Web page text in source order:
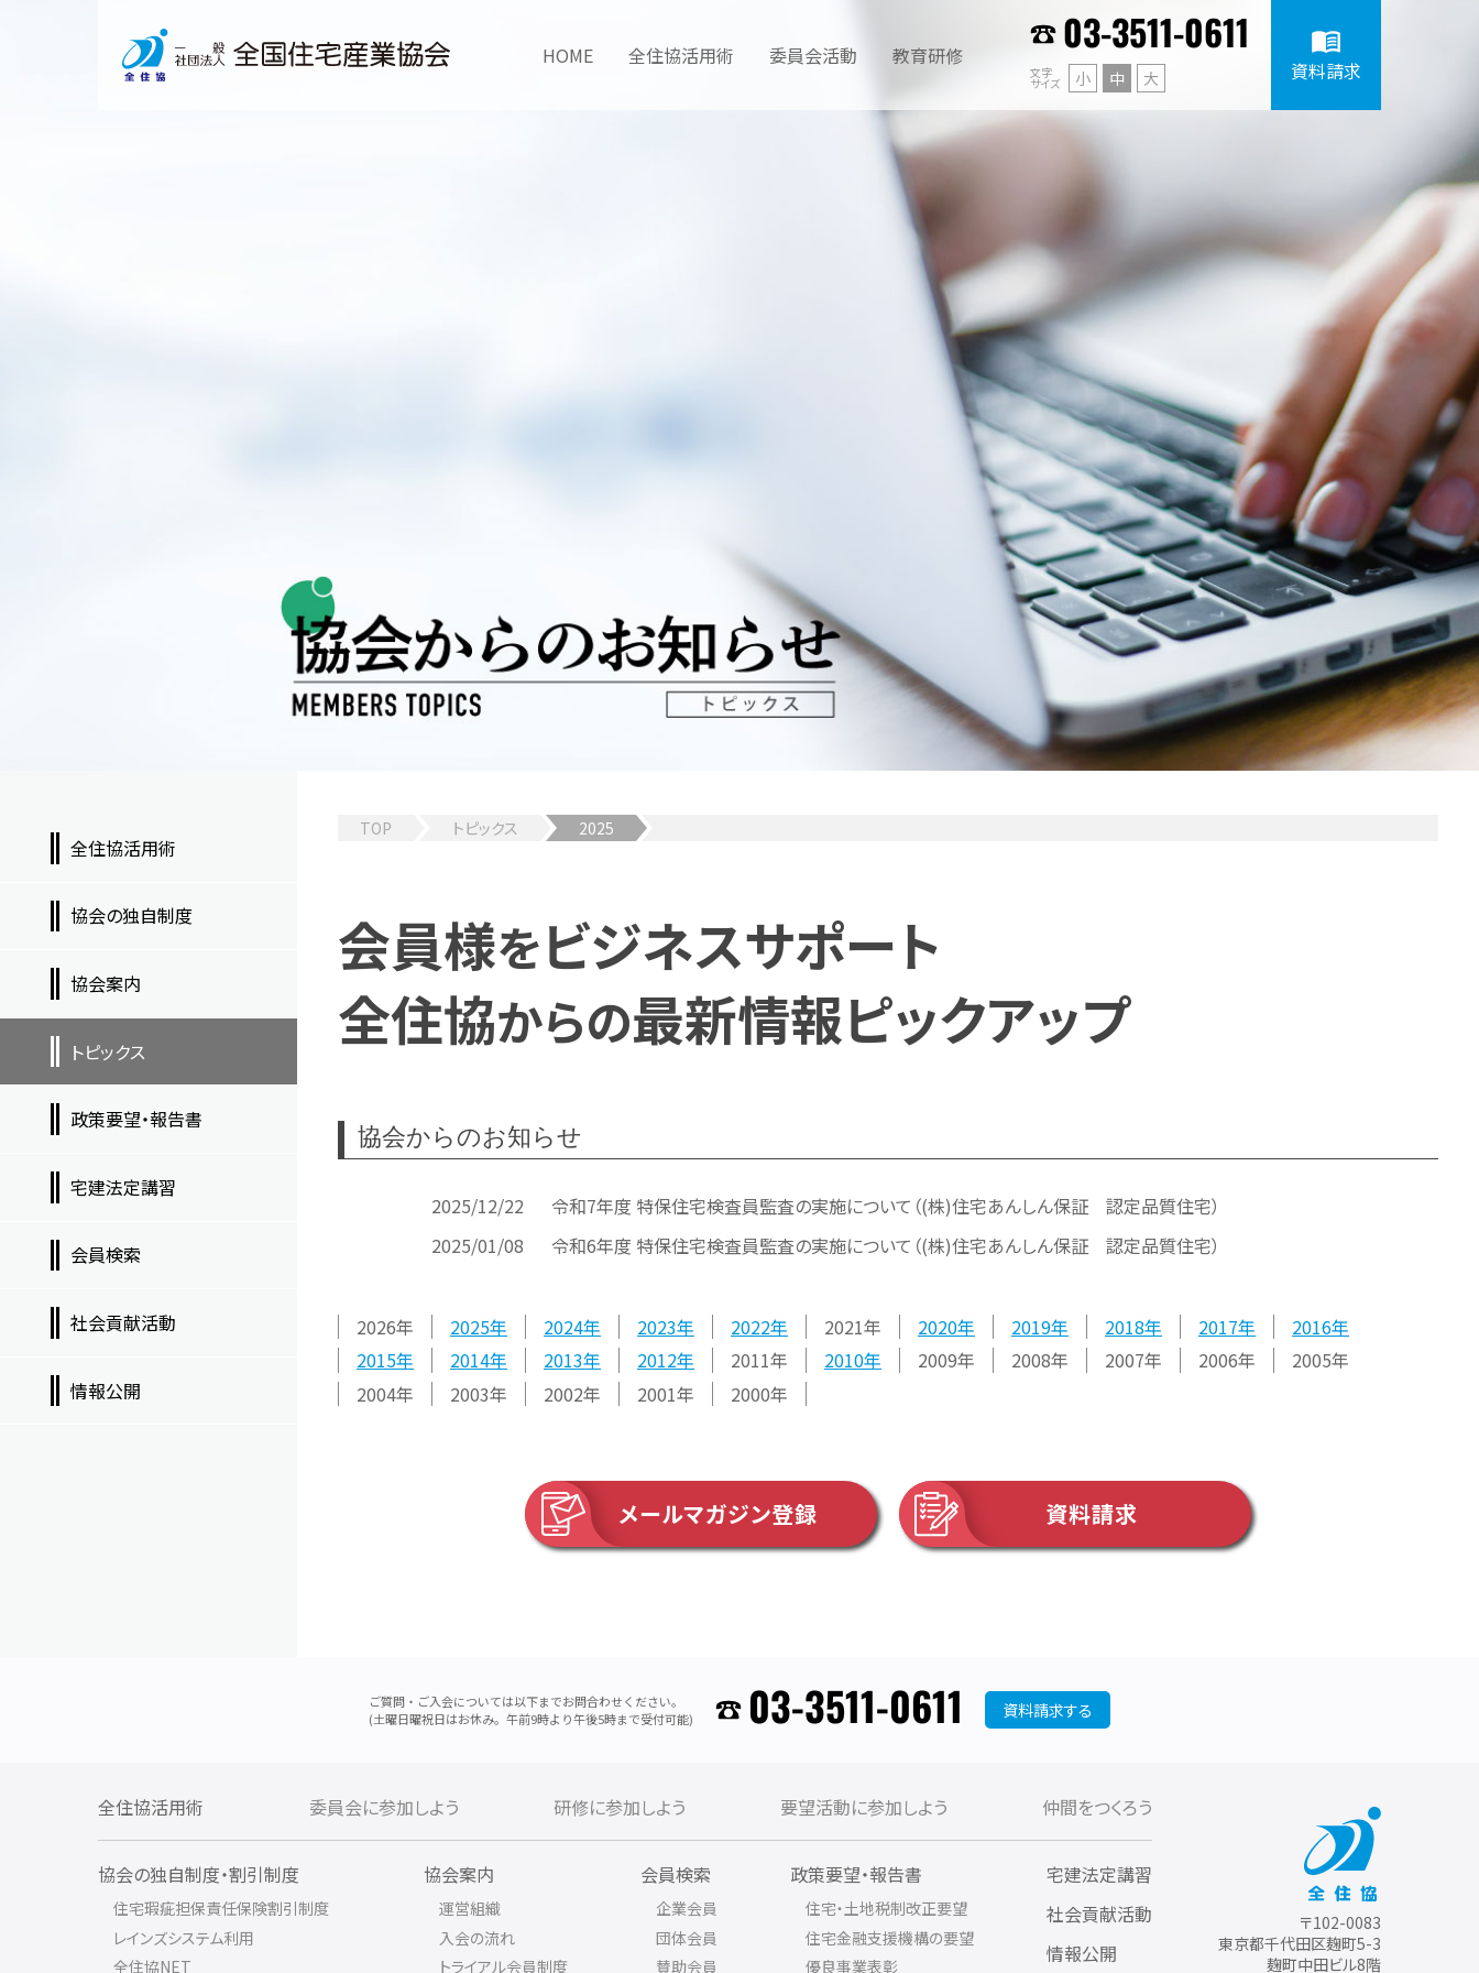
HOME 全住協活用術 委員会活動 教育研修 03-3511-0611
文字
サイズ 小 中 大
menu_book
資料請求
TOP トピックス 2025
会員様をビジネスサポート
全住協からの最新情報ピックアップ
協会からのお知らせ
2025/12/22
令和7年度 特保住宅検査員監査の実施について（(株)住宅あんしん保証 認定品質住宅）
2025/01/08
令和6年度 特保住宅検査員監査の実施について（(株)住宅あんしん保証 認定品質住宅）
2026 2025 2024 2023 2022 2021 2020 2019 2018 2017
2016
2015
2014 2013 2012 2011 2010 2009 2008 2007 2006
2005
2004
2003 2002 2001 2000
メールマガジン登録 資料請求
全住協活用術
協会の独自制度
協会案内
トピックス
政策要望・報告書
宅建法定講習
会員検索
社会貢献活動
情報公開
ご質問・ご入会については以下までお問合わせください。
(土曜日曜祝日はお休み。午前9時より午後5時まで受付可能)
03-3511-0611 資料請求する
全住協活用術 委員会に参加しよう 研修に参加しよう 要望活動に参加しよう 仲間をつくろう
協会の独自制度・割引制度
住宅瑕疵担保責任保険割引制度
レインズシステム利用
全住協NET
協会案内
運営組織
入会の流れ
トライアル会員制度
会員検索
企業会員
団体会員
賛助会員
政策要望・報告書
住宅・土地税制改正要望
住宅金融支援機構の要望
優良事業表彰
宅建法定講習
社会貢献活動
情報公開
〒102-0083
東京都千代田区麹町5-3
麹町中田ビル8階